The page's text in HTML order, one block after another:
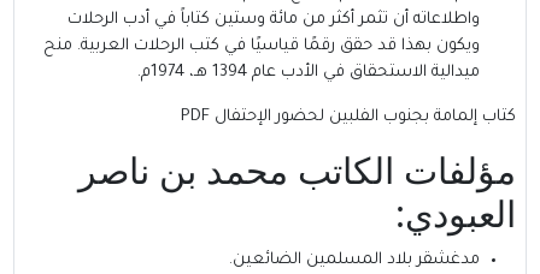
واطلاعاته أن تثمر أكثر من مائة وستين كتاباً في أدب الرحلات
ويكون بهذا قد حقق رقمًا قياسيًا في كتب الرحلات العربية. منح
ميدالية الاستحقاق في الأدب عام 1394 هـ، 1974م.
كتاب إلمامة بجنوب الفلبين لحضور الإحتفال PDF
مؤلفات الكاتب محمد بن ناصر
العبودي:
مدغشقر بلاد المسلمين الضائعين.